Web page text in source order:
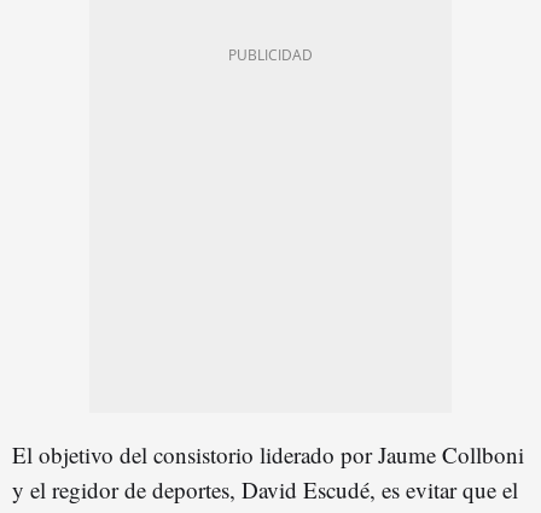
El objetivo del consistorio liderado por Jaume Collboni
y el regidor de deportes, David Escudé, es evitar que el